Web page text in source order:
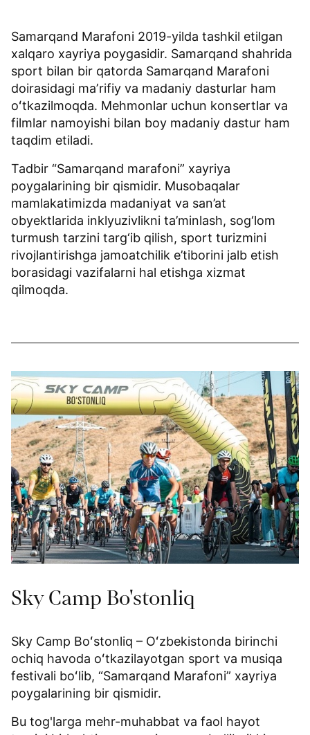
Samarqand Marafoni 2019-yilda tashkil etilgan
xalqaro xayriya poygasidir. Samarqand shahrida
sport bilan bir qatorda Samarqand Marafoni
doirasidagi maʼrifiy va madaniy dasturlar ham
oʻtkazilmoqda. Mehmonlar uchun konsertlar va
filmlar namoyishi bilan boy madaniy dastur ham
taqdim etiladi.
Tadbir “Samarqand marafoni” xayriya
poygalarining bir qismidir. Musobaqalar
mamlakatimizda madaniyat va san’at
obyektlarida inklyuzivlikni ta’minlash, sog‘lom
turmush tarzini targ‘ib qilish, sport turizmini
rivojlantirishga jamoatchilik e’tiborini jalb etish
borasidagi vazifalarni hal etishga xizmat
qilmoqda.
Sky Camp Bo'stonliq
Sky Camp Boʻstonliq – Oʻzbekistonda birinchi
ochiq havoda oʻtkazilayotgan sport va musiqa
festivali boʻlib, “Samarqand Marafoni” xayriya
poygalarining bir qismidir.
Bu tog'larga mehr-muhabbat va faol hayot